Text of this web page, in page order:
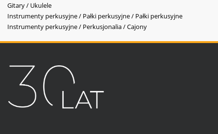
Gitary / Ukulele
Instrumenty perkusyjne / Pałki perkusyjne / Pałki perkusyjne
Instrumenty perkusyjne / Perkusjonalia / Cajony